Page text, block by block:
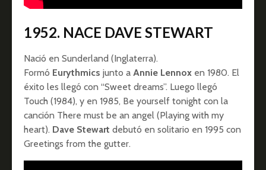
1952. NACE DAVE STEWART
Nació en Sunderland (Inglaterra).
Formó Eurythmics junto a Annie Lennox en 1980. El
éxito les llegó con “Sweet dreams”. Luego llegó
Touch (1984), y en 1985, Be yourself tonight con la
canción There must be an angel (Playing with my
heart). Dave Stewart debutó en solitario en 1995 con
Greetings from the gutter.